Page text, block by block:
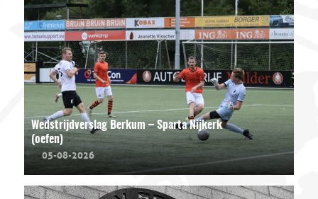
Wedstrijdverslag Berkum – Sparta Nijkerk
(oefen)
05-08-2026